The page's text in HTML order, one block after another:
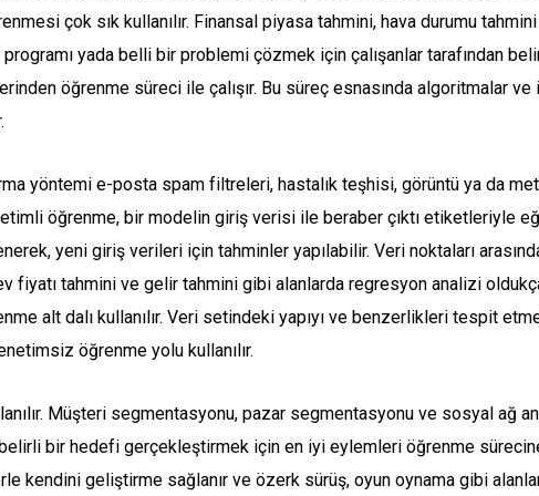
çok sık kullanılır. Finansal piyasa tahmini, hava durumu
yada belli bir problemi çözmek için çalışanlar tarafından
öğrenme süreci ile çalışır. Bu süreç esnasında algoritmalar
yöntemi e-posta spam filtreleri, hastalık teşhisi, görüntü ya da
öğrenme, bir modelin giriş verisi ile beraber çıktı etiketleriyle
yeni giriş verileri için tahminler yapılabilir. Veri noktaları
fiyatı tahmini ve gelir tahmini gibi alanlarda regresyon analizi
alt dalı kullanılır. Veri setindeki yapıyı ve benzerlikleri tespit
öğrenme yolu kullanılır.
Müşteri segmentasyonu, pazar segmentasyonu ve sosyal ağ
bir hedefi gerçekleştirmek için en iyi eylemleri öğrenme
geliştirme sağlanır ve özerk sürüş, oyun oynama gibi